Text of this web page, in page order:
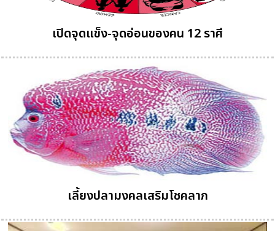
เปิดจุดแข็ง-จุดอ่อนของคน 12 ราศี
เลี้ยงปลามงคลเสริมโชคลาภ